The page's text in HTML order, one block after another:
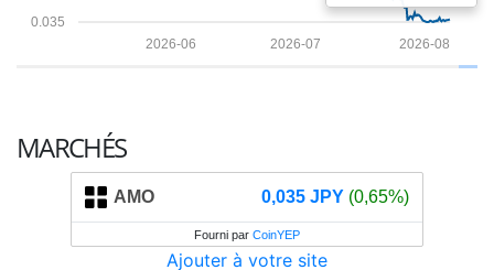
0.035
2026-08
2026-07
2026-06
MARCHÉS
AMO 0,035 JPY (0,65%)
Fourni par CoinYEP
Ajouter à votre site